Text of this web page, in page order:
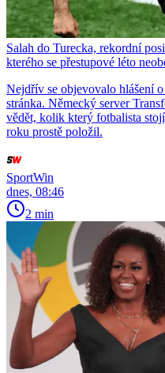
Salah do Turecka, rekordní
kterého se přestupové léto
Nejdřív se objevovalo hlášení
stránka. Německý server
vědět, kolik který fotbalista
roku prostě položil.
SportWin
dnes, 08:46
2 min